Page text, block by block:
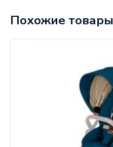
Похожие товары